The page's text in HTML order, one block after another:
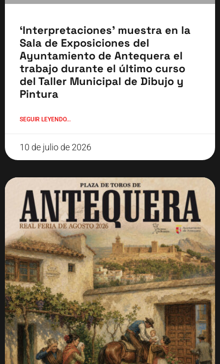
‘Interpretaciones’ muestra en la
Sala de Exposiciones del
Ayuntamiento de Antequera el
trabajo durante el último curso
del Taller Municipal de Dibujo y
Pintura
SEGUIR LEYENDO...
10 de julio de 2026